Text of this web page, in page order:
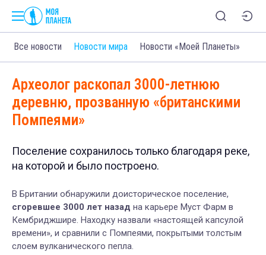
Все новости Новости мира Новости «Моей Планеты»
Археолог раскопал 3000-летнюю
деревню, прозванную «британскими
Помпеями»
Поселение сохранилось только благодаря реке,
на которой и было построено.
В Британии обнаружили доисторическое поселение,
сгоревшее 3000 лет назад на карьере Муст Фарм в
Кембриджшире. Находку назвали «настоящей капсулой
времени», и сравнили с Помпеями, покрытыми толстым
слоем вулканического пепла.